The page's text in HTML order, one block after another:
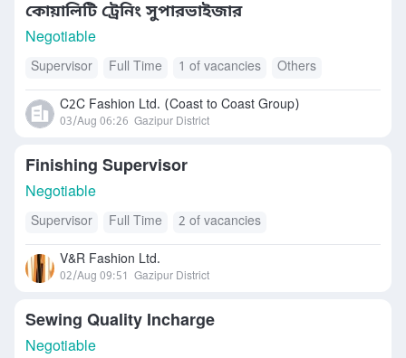
কোয়ালিটি ট্রেনিং সুপারভাইজার
Negotiable
Supervisor Full Time 1 of vacancies Others
C2C Fashion Ltd. (Coast to Coast Group)
03/Aug 06:26 Gazipur District
Finishing Supervisor
Negotiable
Supervisor Full Time 2 of vacancies
V&R Fashion Ltd.
02/Aug 09:51 Gazipur District
Sewing Quality Incharge
Negotiable